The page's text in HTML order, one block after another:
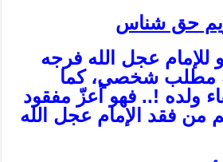
حق شناس
للإمام عجل الله فرجه
مطلب شخصي، كما
ولده !.. فهو أعزّ مفقود
من فقد الإمام عجل الله